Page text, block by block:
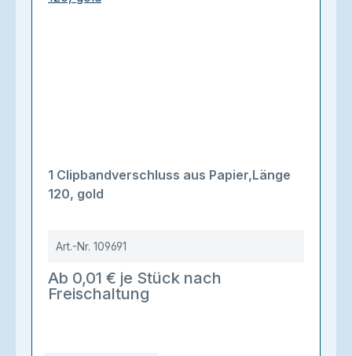
1 Clipbandverschluss aus Papier,Länge
120, gold
Art.-Nr. 109691
Ab 0,01 € je Stück nach
Freischaltung